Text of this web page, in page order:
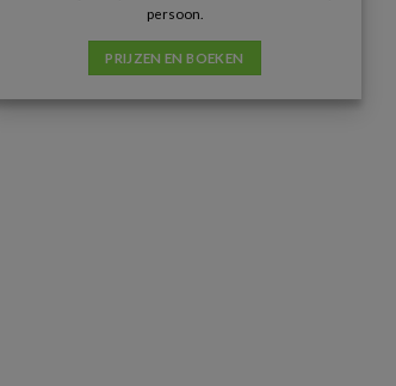
persoon.
PRIJZEN EN BOEKEN